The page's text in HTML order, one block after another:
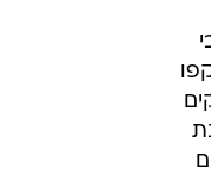
ונחקקו חוקים